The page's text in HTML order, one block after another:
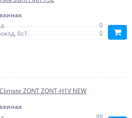
0
6с1
0
ZONT ZONT-H1V NEW